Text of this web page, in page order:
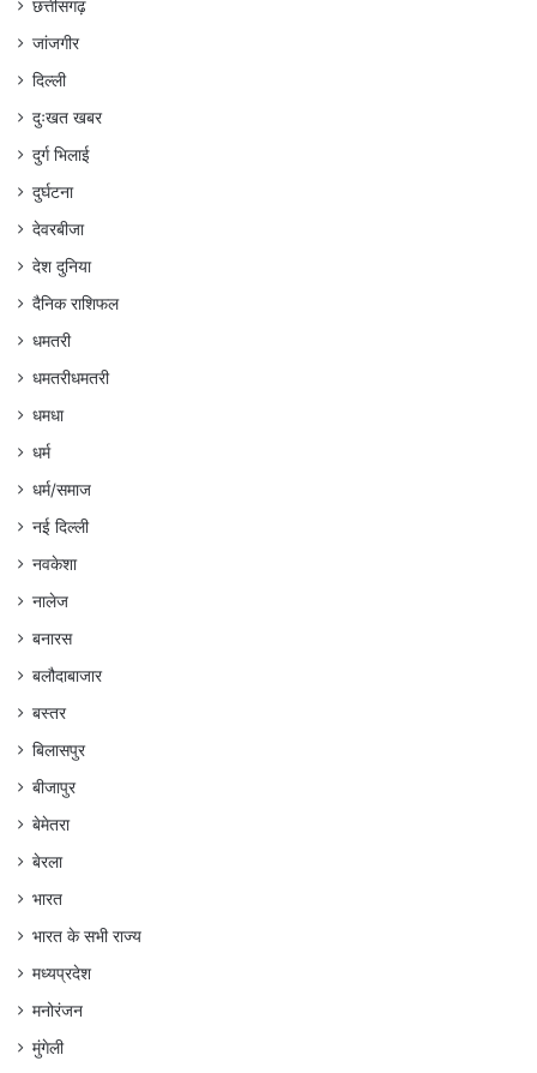
छत्तीसगढ़
जांजगीर
दिल्ली
दुःखत खबर
दुर्ग भिलाई
दुर्घटना
देवरबीजा
देश दुनिया
दैनिक राशिफल
धमतरी
धमतरीधमतरी
धमधा
धर्म
धर्म/समाज
नई दिल्ली
नवकेशा
नालेज
बनारस
बलौदाबाजार
बस्तर
बिलासपुर
बीजापुर
बेमेतरा
बेरला
भारत
भारत के सभी राज्य
मध्यप्रदेश
मनोरंजन
मुंगेली